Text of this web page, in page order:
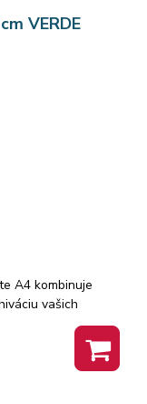
VERDE
A4 kombinuje
vašich
Vyrobené z
box odoláva
na